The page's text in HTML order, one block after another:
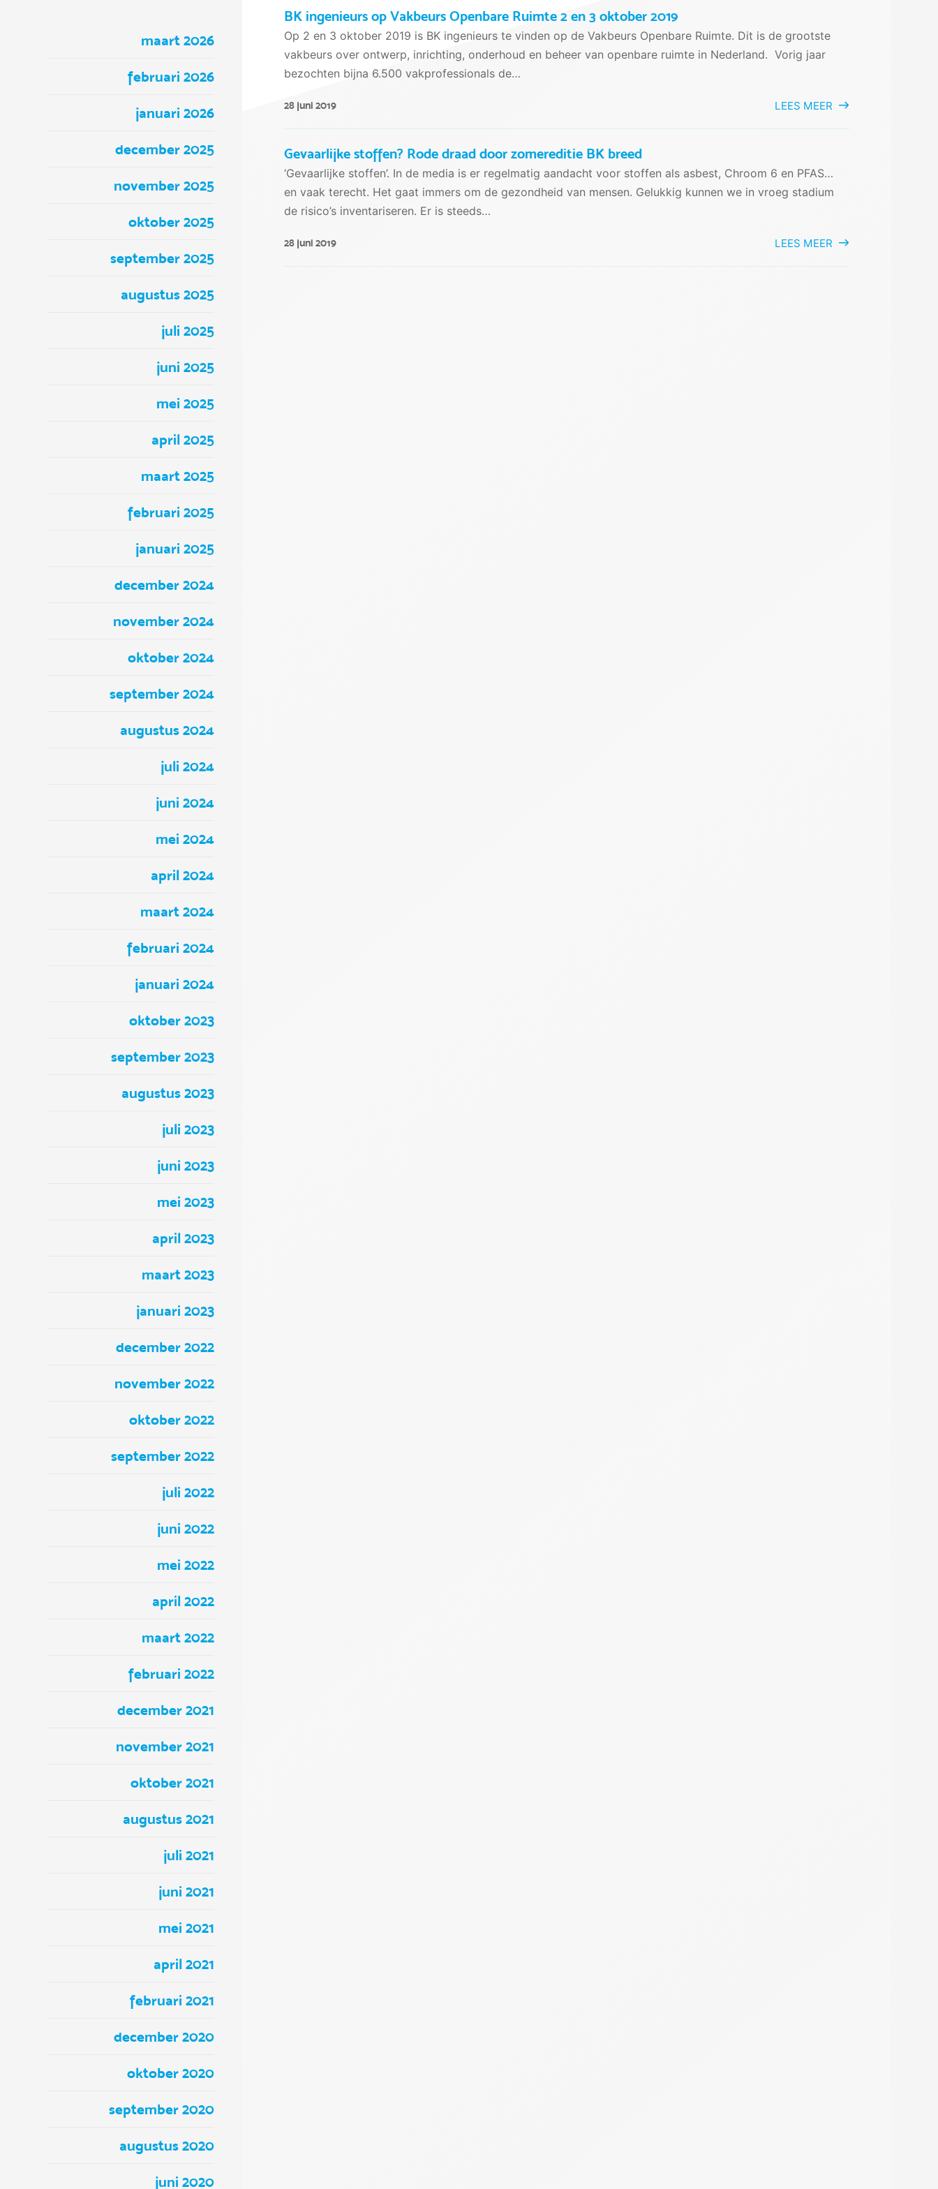
maart 2026
februari 2026
januari 2026
december 2025
november 2025
oktober 2025
september 2025
augustus 2025
juli 2025
juni 2025
mei 2025
april 2025
maart 2025
februari 2025
januari 2025
december 2024
november 2024
oktober 2024
september 2024
augustus 2024
juli 2024
juni 2024
mei 2024
april 2024
maart 2024
februari 2024
januari 2024
oktober 2023
september 2023
augustus 2023
juli 2023
juni 2023
mei 2023
april 2023
maart 2023
januari 2023
december 2022
november 2022
oktober 2022
september 2022
juli 2022
juni 2022
mei 2022
april 2022
maart 2022
februari 2022
december 2021
november 2021
oktober 2021
augustus 2021
juli 2021
juni 2021
mei 2021
april 2021
februari 2021
december 2020
oktober 2020
september 2020
augustus 2020
juni 2020
BK ingenieurs op Vakbeurs Openbare Ruimte 2 en 3 oktober 2019
Op 2 en 3 oktober 2019 is BK ingenieurs te vinden op de Vakbeurs Openbare Ruimte. Dit is de grootste
vakbeurs over ontwerp, inrichting, onderhoud en beheer van openbare ruimte in Nederland. Vorig jaar
bezochten bijna 6.500 vakprofessionals de…
28 juni 2019 LEES MEER
Gevaarlijke stoffen? Rode draad door zomereditie BK breed
‘Gevaarlijke stoffen’. In de media is er regelmatig aandacht voor stoffen als asbest, Chroom 6 en PFAS…
en vaak terecht. Het gaat immers om de gezondheid van mensen. Gelukkig kunnen we in vroeg stadium
de risico’s inventariseren. Er is steeds…
28 juni 2019 LEES MEER